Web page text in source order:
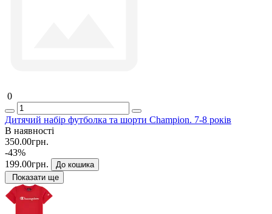
0
Дитячий набір футболка та шорти Champion. 7-8 років
В наявності
350.00грн.
-43%
199.00грн.
До кошика
Показати ще